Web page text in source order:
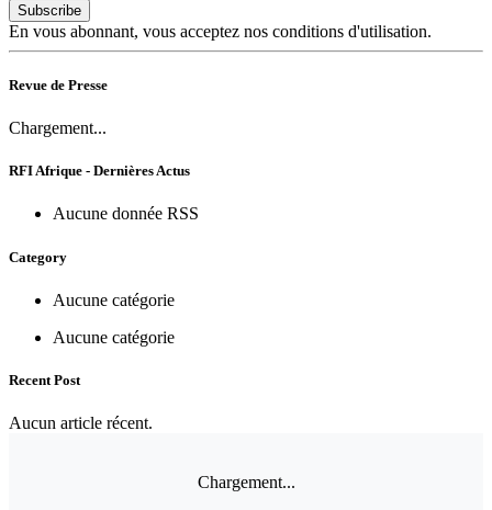
Subscribe
En vous abonnant, vous acceptez nos conditions d'utilisation.
Revue de Presse
Chargement...
RFI Afrique - Dernières Actus
Aucune donnée RSS
Category
Aucune catégorie
Aucune catégorie
Recent Post
Aucun article récent.
Chargement...